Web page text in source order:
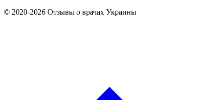
© 2020-2026 Отзывы о врачах Украины